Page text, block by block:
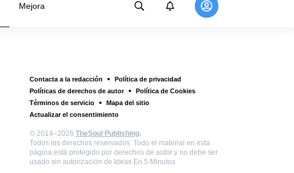
Mejora
Contacta a la redacción
Política de privacidad
Políticas de derechos de autor
Política de Cookies
Términos de servicio
Mapa del sitio
Actualizar el consentimiento
© 2014–2026 TheSoul Publishing.
Todos los derechos reservados. Todo el material en esta
página está protegido por derechos de autor y no debe ser
usado sin autorización de Ideas En 5 Minutos